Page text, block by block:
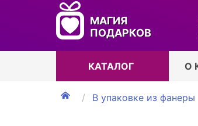
МАГИЯ
ПОДАРКОВ
КАТАЛОГ О
В упаковке из фанеры